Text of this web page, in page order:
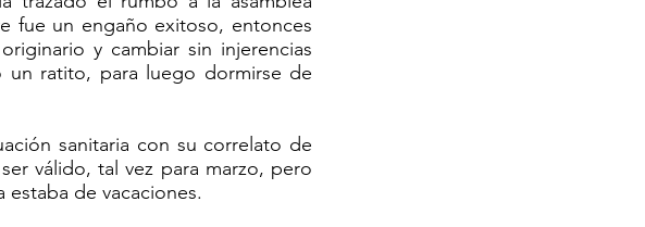
fue un engaño exitoso, entonces
y cambiar sin injerencias
un ratito, para luego dormirse de
sanitaria con su correlato de
válido, tal vez para marzo, pero
de vacaciones.